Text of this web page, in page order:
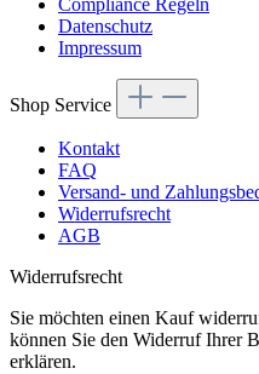
Compliance Regeln
Datenschutz
Impressum
Shop Service
Kontakt
FAQ
Versand- und
Widerrufsrecht
AGB
Widerrufsrecht
Sie möchten einen Kauf
können Sie den Widerruf Ihrer
erklären.